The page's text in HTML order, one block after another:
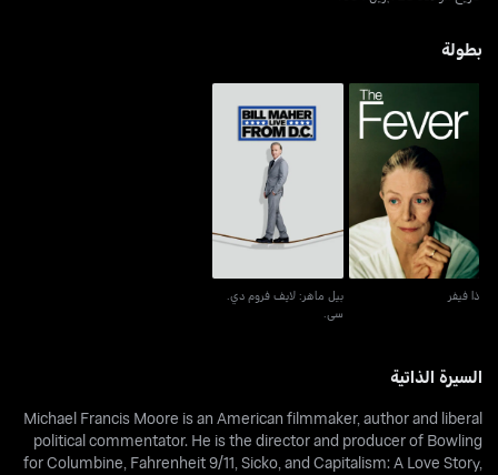
بطولة
ذا فيفر
ذا فيفر
بيل ماهر: لايف فروم دي.
سي.
بيل ماهر: لايف فروم دي.
سي.
السيرة الذاتية
Michael Francis Moore is an American filmmaker, author and liberal
political commentator. He is the director and producer of Bowling
for Columbine, Fahrenheit 9/11, Sicko, and Capitalism: A Love Story,